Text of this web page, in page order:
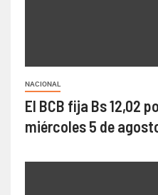
NACIONAL
El BCB fija Bs 12,02
miércoles 5 de